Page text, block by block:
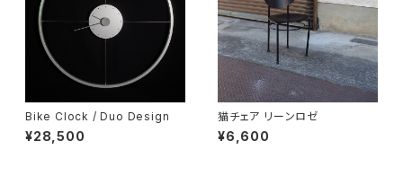
Bike Clock / Duo Design
¥28,500
猫チェア リーンロゼ
¥6,600